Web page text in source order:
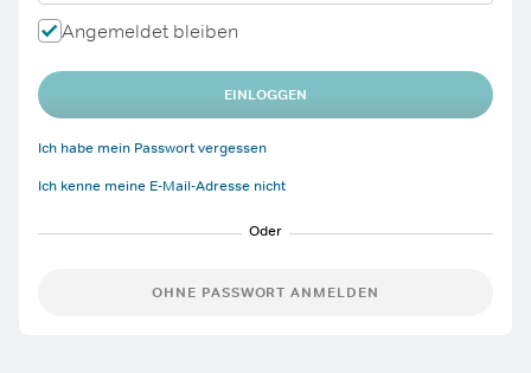
Angemeldet bleiben
EINLOGGEN
Ich habe mein Passwort vergessen
Ich kenne meine E-Mail-Adresse nicht
OHNE PASSWORT ANMELDEN